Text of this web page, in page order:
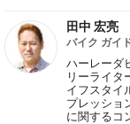
田中 宏亮
バイク ガイ
ハーレーダ
リーライタ
イフスタイ
プレッショ
に関するコ